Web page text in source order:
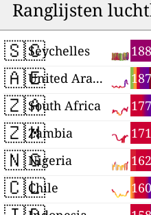
Ranglijsten
🇸🇨 188
Seychelles
🇦🇪 187
United Arab Emirates
🇿🇦 177
South Africa
🇿🇲 171
Zambia
🇳🇬 162
Nigeria
🇨🇱 160
Chile